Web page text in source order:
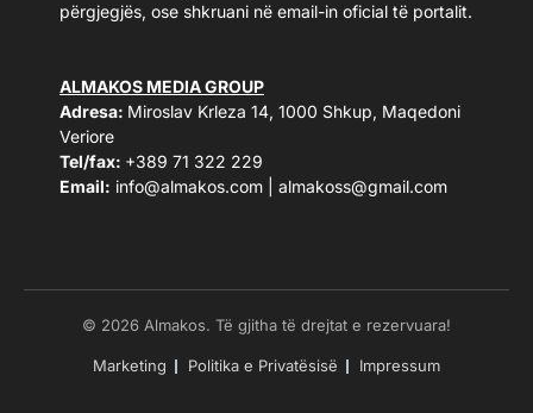
përgjegjës, ose shkruani në email-in oficial të portalit.
ALMAKOS MEDIA GROUP
Adresa: Miroslav Krleza 14, 1000 Shkup, Maqedoni
Veriore
Tel/fax: +389 71 322 229
Email: info@almakos.com almakoss@gmail.com
© 2026 Almakos. Të gjitha të drejtat e rezervuara!
Marketing Politika e Privatësisë Impressum